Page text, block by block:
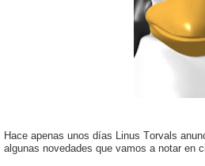
Hace apenas unos días Linus Torvals
algunas novedades que vamos a notar en